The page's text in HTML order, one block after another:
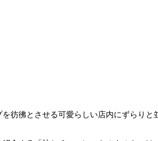
彷彿とさせる可愛らしい店内にずらり